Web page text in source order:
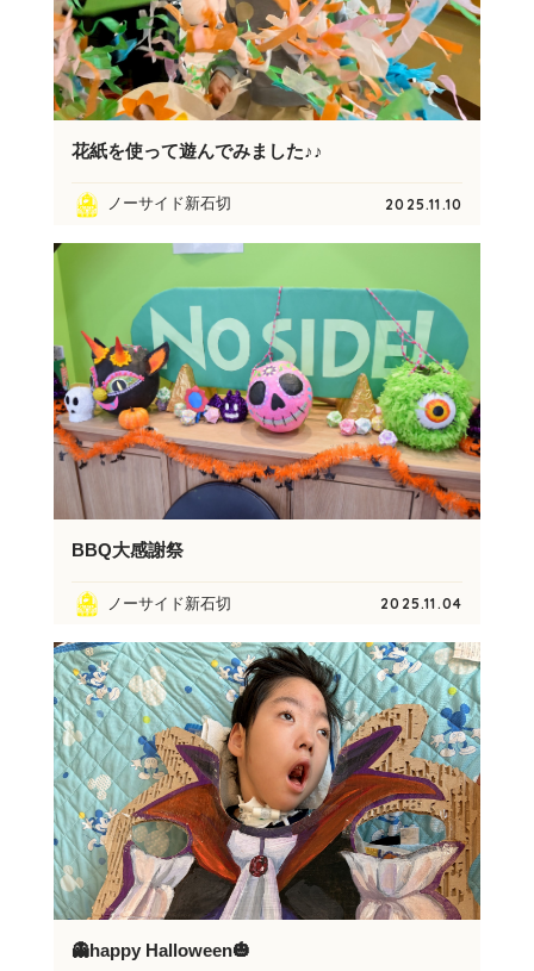
花紙を使って遊んでみました♪♪
ノーサイド新石切 2025.11.10
BBQ大感謝祭
ノーサイド新石切 2025.11.04
👻happy Halloween🎃